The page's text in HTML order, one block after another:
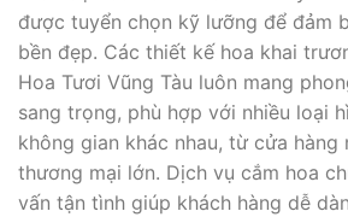
được tuyển chọn kỹ lưỡng để đảm
bền đẹp. Các thiết kế hoa khai
Hoa Tươi Vũng Tàu luôn mang
sang trọng, phù hợp với nhiều loại
không gian khác nhau, từ cửa hàng
thương mại lớn. Dịch vụ cắm hoa
vấn tận tình giúp khách hàng dễ